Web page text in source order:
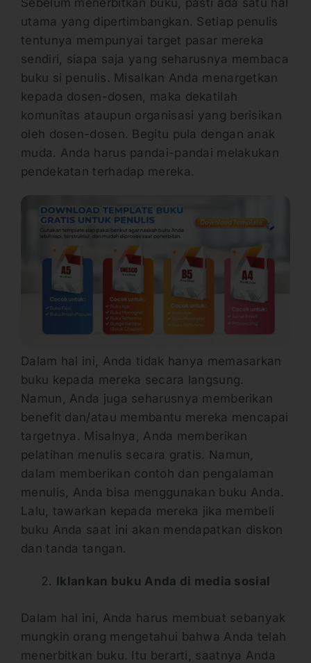
utama yang dipertimbangkan. Setiap penulis
tentunya mempunyai target pasar mereka
sendiri, siapa saja yang seharusnya membaca
buku si penulis. Misalkan Anda menargetkan
kepada dosen-dosen, maka dekatilah
komunitas ataupun organisasi yang berisikan
oleh dosen-dosen. Begitu pula dengan anak
muda. Anda harus pandai-pandai melakukan
pendekatan terhadap mereka.
Dalam hal ini, Anda tidak hanya memasarkan
buku kepada mereka secara langsung.
Namun, Anda juga seharusnya memberikan
benefit dan/atau membantu mereka mencapai
targetnya. Misalnya, Anda memberikan
pelatihan menulis secara gratis. Namun,
dalam memberikan contoh dan pengalaman
menulis, Anda bisa menggunakan buku Anda.
Lalu, tawarkan kepada mereka jika membeli
buku Anda saat ini akan mendapatkan diskon
dan tanda tangan.
Iklankan buku Anda di media sosial
Dalam hal ini, Anda harus membuat sebanyak
mungkin orang mengetahui bahwa Anda telah
menerbitkan buku. Itu berarti, saatnya Anda